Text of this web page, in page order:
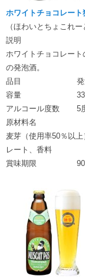
ホワイトチョコレー
（ほわいとちょこれー
説明
ホワイトチョコレー
の発泡酒。
品目
容量
アルコール度数
5
原材料名
麦芽（使用率50％以
レート、香料
賞味期限